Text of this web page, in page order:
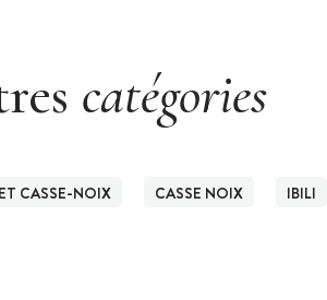
catégories
CASSE-NOIX CASSE NOIX IBILI